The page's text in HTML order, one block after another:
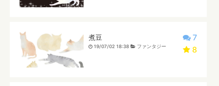
7
8
煮豆
19/07/02 18:38 ファンタジー